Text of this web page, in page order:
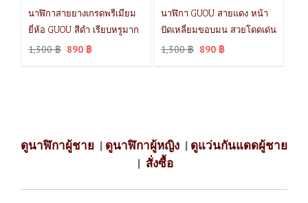
นาฬิกาสายยางเกรดพรีเมียม
ยี่ห้อ GUOU สีดำ เรียบหรูมาก
1,300฿ 890 ฿
นาฬิกา GUOU สายแดง หน้า
ปัดเหลี่ยมขอบมน สวยโดดเด่น
1,300฿ 890 ฿
ดูนาฬิกาผู้ชาย | ดูนาฬิกาผู้หญิง | ดูแว่นกันแดดผู้ชาย
| สั่งซื้อ